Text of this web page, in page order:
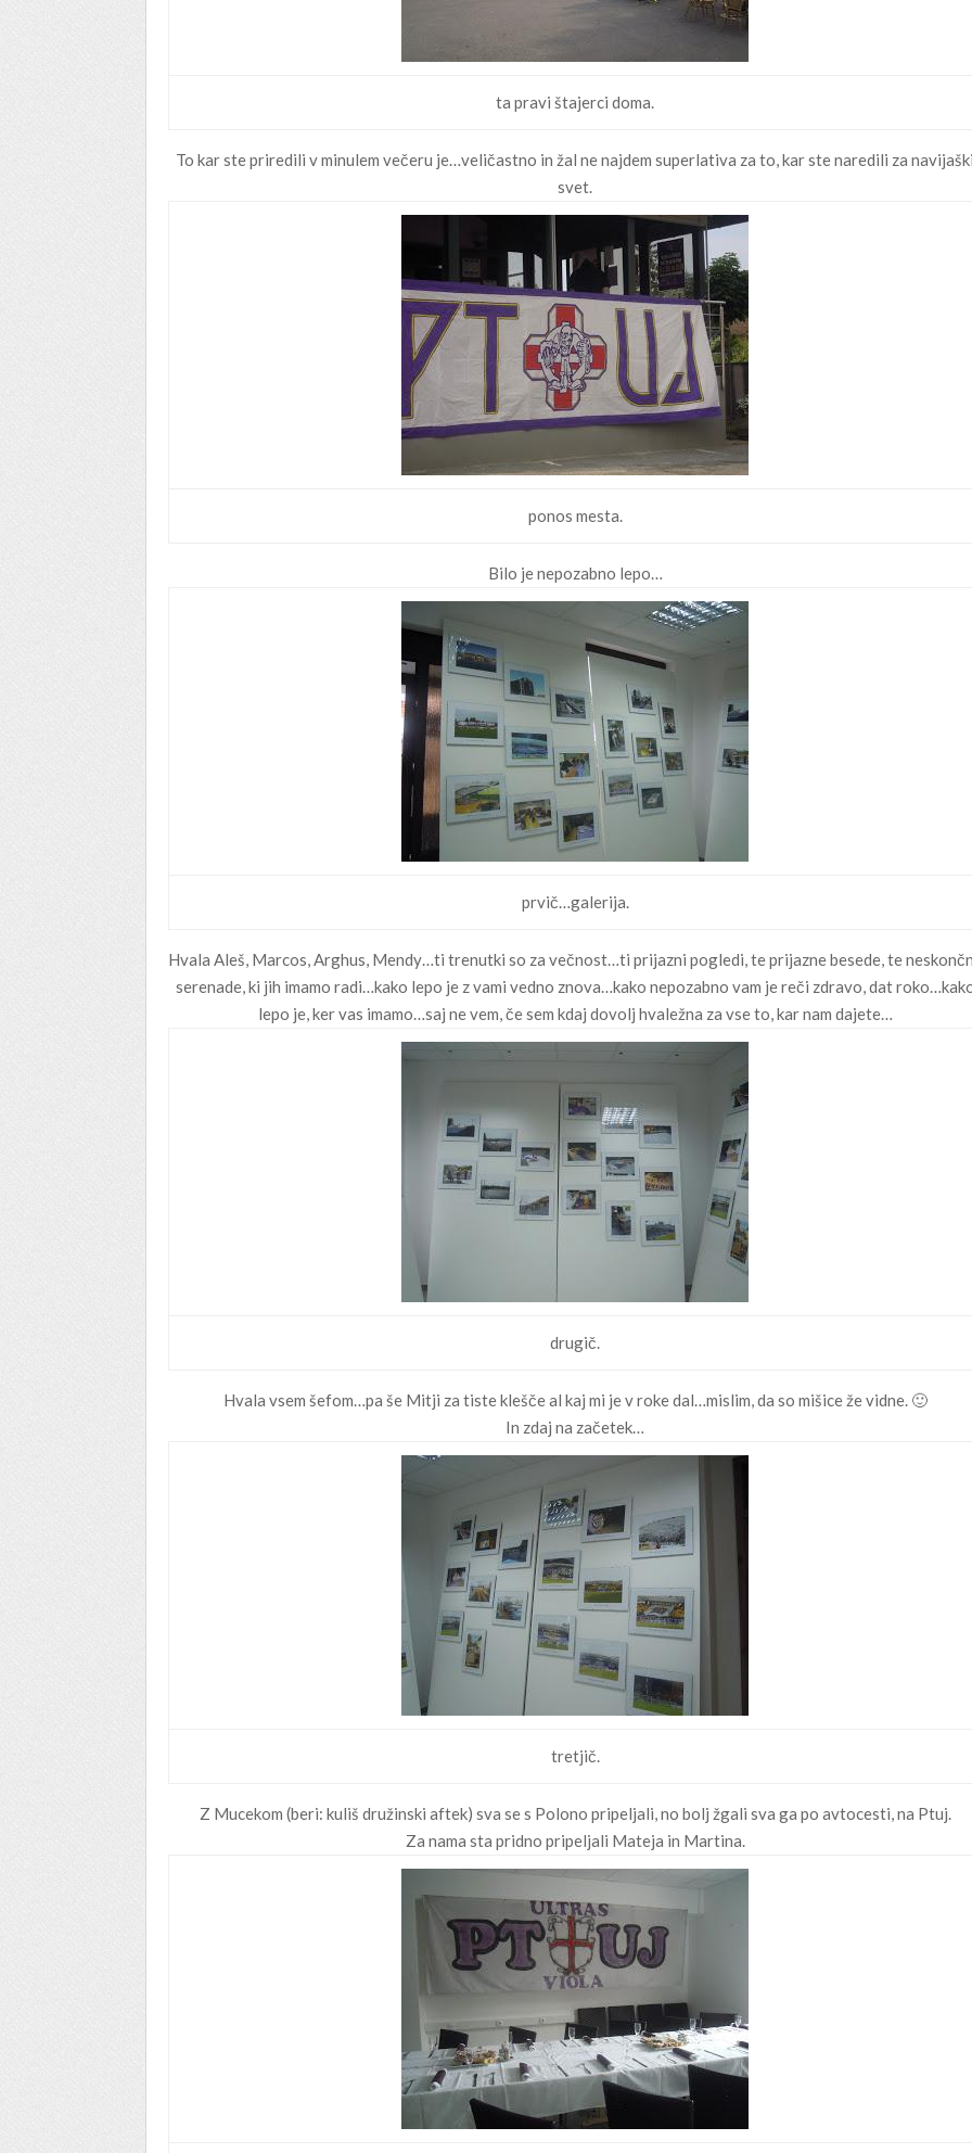
ta pravi štajerci doma.
To kar ste priredili v minulem večeru je…veličastno in žal ne najdem superlativa za to, kar ste naredili za
svet.
ponos mesta.
Bilo je nepozabno lepo…
prvič…galerija.
Hvala Aleš, Marcos, Arghus, Mendy…ti trenutki so za večnost…ti prijazni pogledi, te prijazne besede, te
serenade, ki jih imamo radi…kako lepo je z vami vedno znova…kako nepozabno vam je reči zdravo, dat
lepo je, ker vas imamo…saj ne vem, če sem kdaj dovolj hvaležna za vse to, kar nam dajete…
drugič.
Hvala vsem šefom…pa še Mitji za tiste klešče al kaj mi je v roke dal…mislim, da so mišice že vidne. 🙂
In zdaj na začetek…
tretjič.
Z Mucekom (beri: kuliš družinski aftek) sva se s Polono pripeljali, no bolj žgali sva ga po avtocesti, na Ptuj.
Za nama sta pridno pripeljali Mateja in Martina.